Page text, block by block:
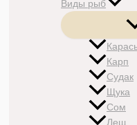
Виды рыб
Карп
Судак
Щука
Сом
Лещ